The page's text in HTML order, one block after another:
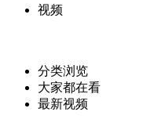
视频
分类浏览
大家都在看
最新视频